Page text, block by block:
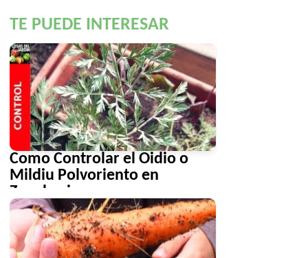
TE PUEDE INTERESAR
Como Controlar el Oidio o
Mildiu Polvoriento en
Zanahorias